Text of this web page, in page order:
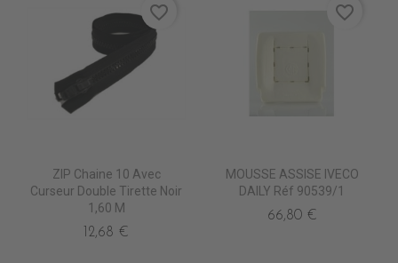
ZIP Chaine 10 Avec
Curseur Double Tirette Noir
1,60 M
12,68 €
favorite_border
MOUSSE ASSISE IVECO
DAILY Réf 90539/1
66,80 €
favorite_border